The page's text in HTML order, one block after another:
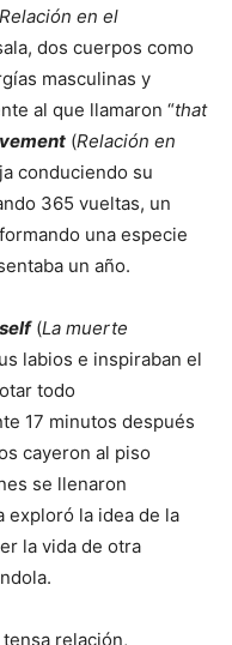
Relación en el
dos cuerpos como
masculinas y
al que llamaron “that
(Relación en
conduciendo su
365 vueltas, un
una especie
un año.
(La muerte
labios e inspiraban el
todo
17 minutos después
cayeron al piso
se llenaron
exploró la idea de la
la vida de otra
relación,